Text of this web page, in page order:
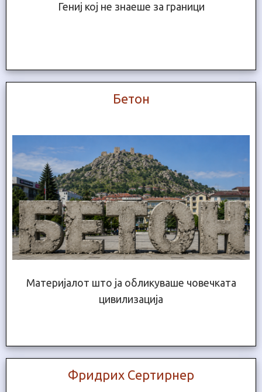
Гениј кој не знаеше за граници
Бетон
Материјалот што ја обликуваше човечката
цивилизација
Фридрих Сертирнер